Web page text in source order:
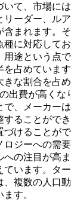
いて、市場に
リーダー、ル
含まれます。
種に対応して
途という点
占めていま
きな割合を占
出費が高くな
で、メーカー
することがで
けることが
ジーへの需
への注目が高
ています。タ
、複数の人口
す。